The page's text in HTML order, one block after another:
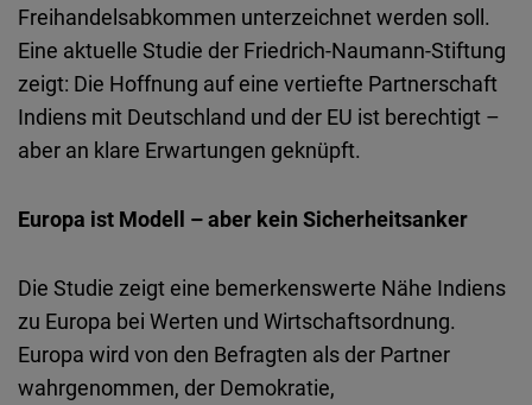
Freihandelsabkommen unterzeichnet werden soll.
Eine aktuelle Studie der Friedrich-Naumann-Stiftung
zeigt: Die Hoffnung auf eine vertiefte Partnerschaft
Indiens mit Deutschland und der EU ist berechtigt –
aber an klare Erwartungen geknüpft.
Europa ist Modell – aber kein Sicherheitsanker
Die Studie zeigt eine bemerkenswerte Nähe Indiens
zu Europa bei Werten und Wirtschaftsordnung.
Europa wird von den Befragten als der Partner
wahrgenommen, der Demokratie,
Podigee
Embed
D.Vinci
Embed
Typeform